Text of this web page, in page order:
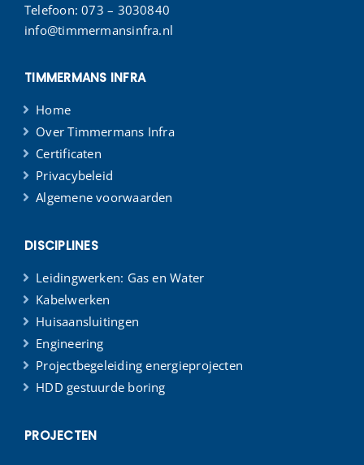
Telefoon:073 – 3030840
info@timmermansinfra.nl
TIMMERMANS INFRA
Home
Over Timmermans Infra
Certificaten
Privacybeleid
Algemene voorwaarden
DISCIPLINES
Leidingwerken: Gas en Water
Kabelwerken
Huisaansluitingen
Engineering
Projectbegeleiding energieprojecten
HDD gestuurde boring
PROJECTEN